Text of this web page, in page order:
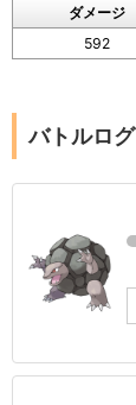
ダメージ
592
バトルログ